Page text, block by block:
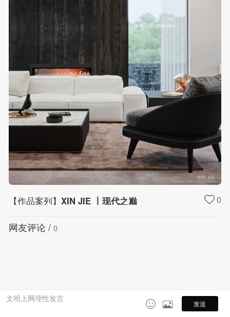
【作品案列】 XIN JIE 丨现代之巅  0
网友评论 / 0
  发送
文明上网理性发言